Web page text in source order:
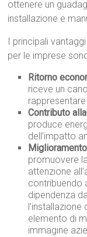
ottenere un
installazione e
I principali
per le imprese
Ritorno
riceve un
Contributo
produce
dell’impatto
promuovere
attenzione
contribuendo
dipendenza
elemento di
immagine